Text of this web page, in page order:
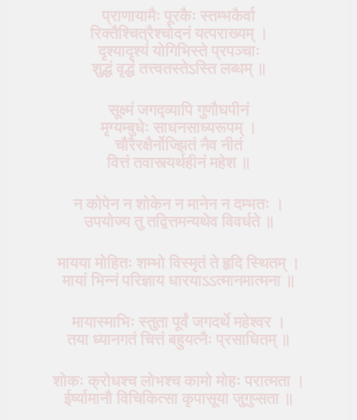
प्राणायामैः पूरकैः स्तम्भकैर्वा
रिक्तैश्चित्रैश्चोदनं यत्पराख्यम् ।
दृश्यादृश्यं योगिभिस्ते प्रपञ्चाः
शुद्धं वृद्धं तत्त्वतस्तेऽस्ति लब्धम् ॥
सूक्ष्मं जगद्व्यापि गुणौघपीनं
मृग्यम्बुधेः साधनसाध्यरूपम् ।
चौरैरक्षैर्नोज्झितं नैव नीतं
वित्तं तवास्त्यर्थहीनं महेश ॥
न कोपेन न शोकेन न मानेन न दम्भतः ।
उपयोज्य तु तद्वित्तमन्यथेव विवर्धते ॥
मायया मोहितः शम्भो विस्मृतं ते हृदि स्थितम् ।
मायां भिन्नं परिज्ञाय धारयाऽऽत्मानमात्मना ॥
मायास्माभिः स्तुता पूर्वं जगदर्थे महेश्वर ।
तया ध्यानगतं चित्तं बहुयत्नैः प्रसाधितम् ॥
शोकः क्रोधश्च लोभश्च कामो मोहः परात्मता ।
ईर्ष्यामानौ विचिकित्सा कृपासूया जुगुप्सता ॥